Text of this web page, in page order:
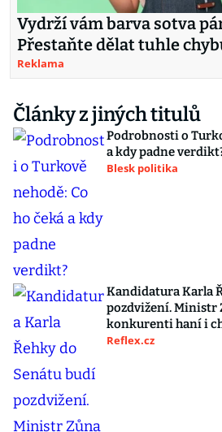
Vydrží vám barva sotva
Přestaňte dělat tuhle
Reklama
Články z jiných titulů
Podrobnosti o
a kdy padne
Blesk politika
Kandidatura Karla
pozdvižení. Ministr
konkurenti haní i
Reflex.cz